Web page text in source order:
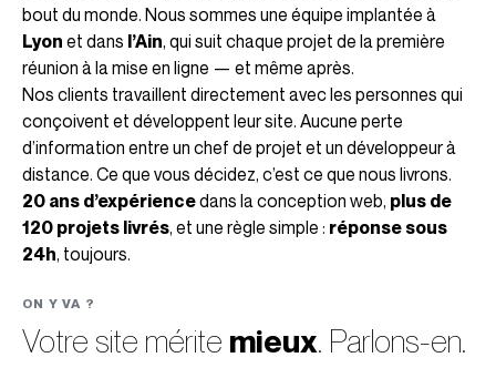
bout du monde. Nous sommes une équipe implantée à
Lyon et dans l’Ain, qui suit chaque projet de la première
réunion à la mise en ligne — et même après.
Nos clients travaillent directement avec les personnes qui
conçoivent et développent leur site. Aucune perte
d’information entre un chef de projet et un développeur à
distance. Ce que vous décidez, c’est ce que nous livrons.
20 ans d’expériencedans la conception web, plus de
120 projets livrés, et une règle simple : réponse sous
24h, toujours.
ON Y VA ?
Votre site mérite mieux. Parlons-en.